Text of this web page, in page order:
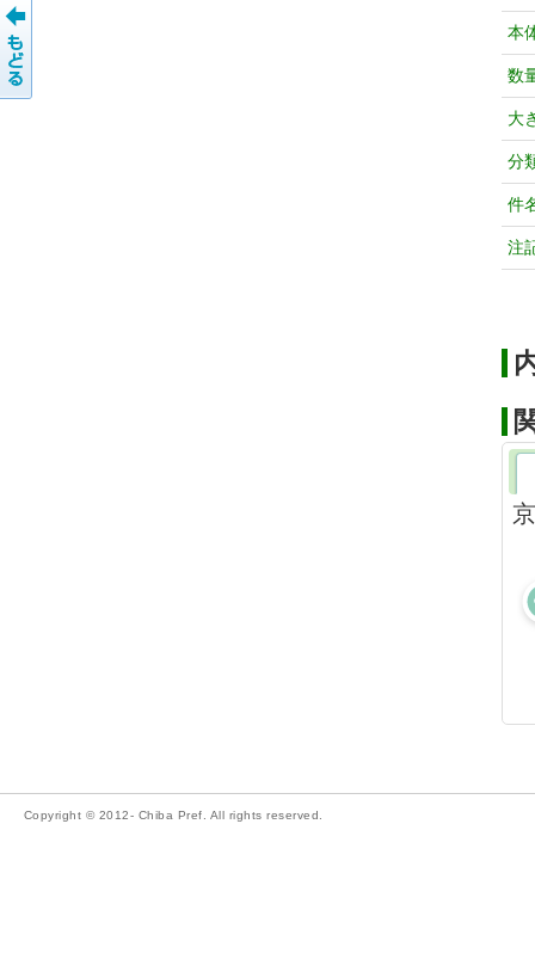
本
数
大
分
件
注
Copyright © 2012- Chiba Pref. All rights reserved.